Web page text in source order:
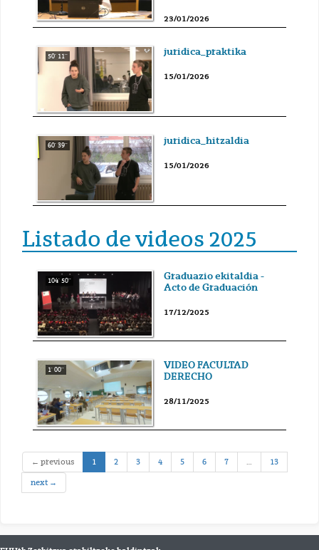
23/01/2026
50' 11'' juridica_praktika
15/01/2026
60' 39'' juridica_hitzaldia
15/01/2026
Listado de videos 2025
104' 50''
Graduazio ekitaldia -
Acto de Graduación
17/12/2025
1' 00''
VIDEO FACULTAD
DERECHO
28/11/2025
← previous 1 (current)
2 3 4 5 6 7 … 13
next →